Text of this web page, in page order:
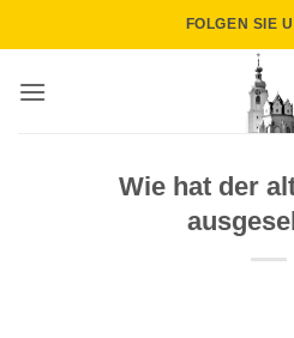
FOLGEN SIE
Wie hat der